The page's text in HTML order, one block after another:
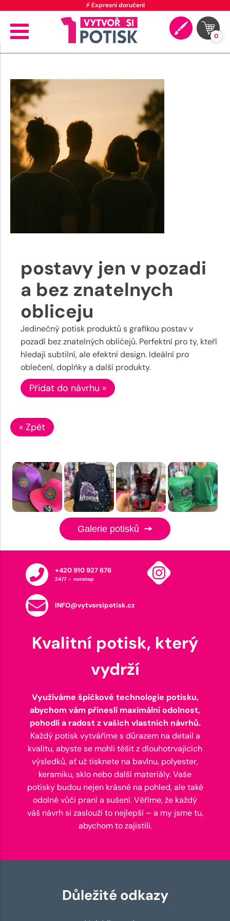
0
postavy jen v pozadi
a bez znatelnych
obliceju
Jedinečný potisk produktů s grafikou postav v
pozadí bez znatelných obličejů. Perfektní pro ty, kteří
hledají subtilní, ale efektní design. Ideální pro
oblečení, doplňky a další produkty.
Přidat do návrhu »
« Zpět
Galerie potisků
+420 910 927 676
24/7 - nonstop
INFO@vytvorsipotisk.cz
Kvalitní potisk, který
vydrží
Využíváme špičkové technologie potisku,
abychom vám přinesli maximální odolnost,
pohodlí a radost z vašich vlastních návrhů.
Každý potisk vytváříme s důrazem na detail a
kvalitu, abyste se mohli těšit z dlouhotrvajících
výsledků, ať už tisknete na bavlnu, polyester,
keramiku, sklo nebo další materiály. Vaše
potisky budou nejen krásné na pohled, ale také
odolné vůči praní a sušení. Věříme, že každý
váš návrh si zaslouží to nejlepší – a my jsme tu,
abychom to zajistili.
Důležité odkazy